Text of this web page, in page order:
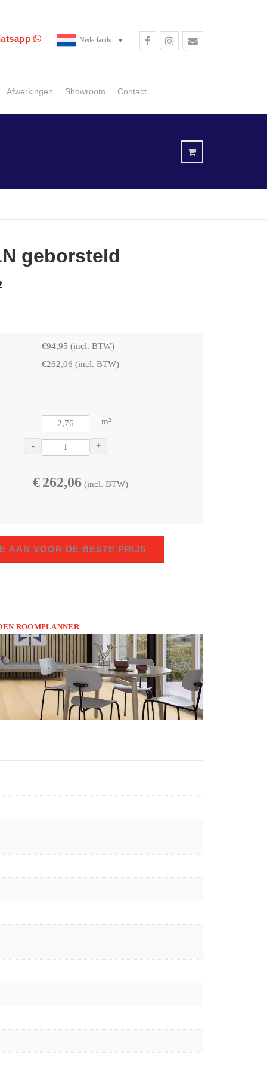
Nederlands
Afwerkingen Showroom Contact
geborsteld
€94,95 (incl. BTW)
€262,06 (incl. BTW)
m²
- +
€ 262,06 (incl. BTW)
AAN VOOR DE BESTE PRIJS
ROOMPLANNER